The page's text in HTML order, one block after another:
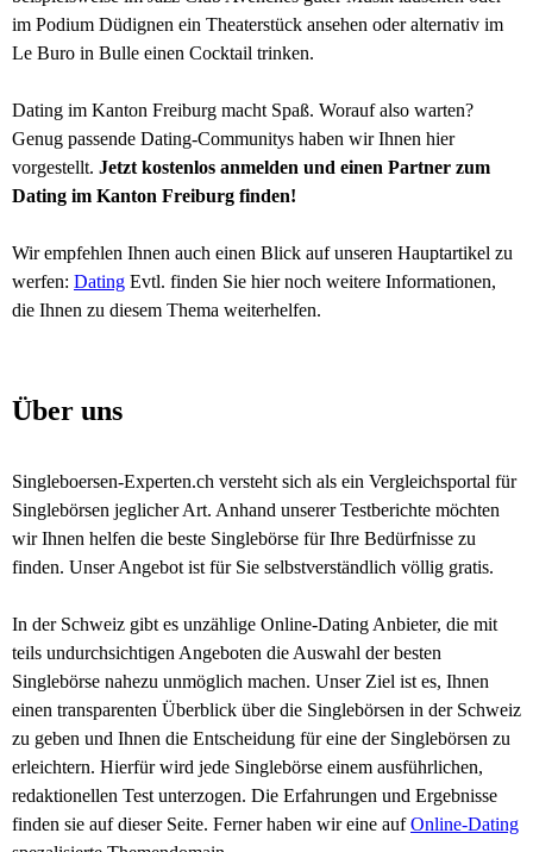
im Podium Düdignen ein Theaterstück ansehen oder alternativ im
Le Buro in Bulle einen Cocktail trinken.
Dating im Kanton Freiburg macht Spaß. Worauf also warten?
Genug passende Dating-Communitys haben wir Ihnen hier
vorgestellt. Jetzt kostenlos anmelden und einen Partner zum
Dating im Kanton Freiburg finden!
Wir empfehlen Ihnen auch einen Blick auf unseren Hauptartikel zu
werfen: Dating Evtl. finden Sie hier noch weitere Informationen,
die Ihnen zu diesem Thema weiterhelfen.
Über uns
Singleboersen-Experten.ch versteht sich als ein Vergleichsportal für
Singlebörsen jeglicher Art. Anhand unserer Testberichte möchten
wir Ihnen helfen die beste Singlebörse für Ihre Bedürfnisse zu
finden. Unser Angebot ist für Sie selbstverständlich völlig gratis.
In der Schweiz gibt es unzählige Online-Dating Anbieter, die mit
teils undurchsichtigen Angeboten die Auswahl der besten
Singlebörse nahezu unmöglich machen. Unser Ziel ist es, Ihnen
einen transparenten Überblick über die Singlebörsen in der Schweiz
zu geben und Ihnen die Entscheidung für eine der Singlebörsen zu
erleichtern. Hierfür wird jede Singlebörse einem ausführlichen,
redaktionellen Test unterzogen. Die Erfahrungen und Ergebnisse
finden sie auf dieser Seite. Ferner haben wir eine aufOnline-Dating